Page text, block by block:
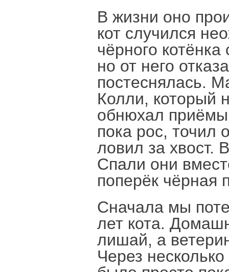
В жизни оно
кот случился
чёрного
но от него
постеснялась.
Колли, который
обнюхал
пока рос, точил
ловил за хвост.
Спали они
поперёк чёрная
Сначала мы
лет кота.
лишай, а
Через